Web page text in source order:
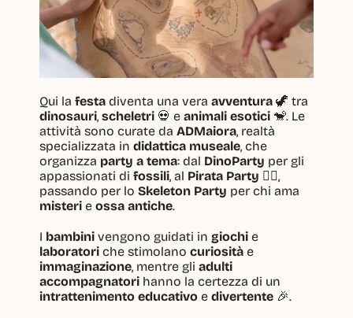
Qui la festa diventa una vera avventura
dinosauri, scheletri 💀 e animali esotici 🐒. Le
attività sono curate da ADMaiora, realtà
specializzata in didattica museale, che
organizza party a tema: dal DinoParty per gli
appassionati di fossili, al Pirata Party 🏴‍☠️,
passando per lo Skeleton Party
misteri e ossa antiche.
I bambini vengono guidati in giochi
laboratori che stimolano curiosità
immaginazione, mentre gli adulti
accompagnatori
intrattenimento educativo e divertente 🎉.